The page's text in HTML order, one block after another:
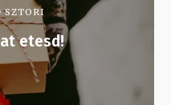
SZTORI
etesd!